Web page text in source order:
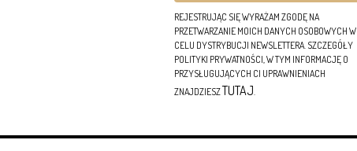
REJESTRUJĄC SIĘ WYRAŻAM ZGODĘ NA
PRZETWARZANIE MOICH DANYCH OSOBOWYCH W
CELU DYSTRYBUCJI NEWSLETTERA. SZCZEGÓŁY
POLITYKI PRYWATNOŚCI, W TYM INFORMACJĘ O
PRZYSŁUGUJĄCYCH CI UPRAWNIENIACH
ZNAJDZIESZTUTAJ.